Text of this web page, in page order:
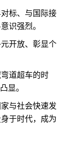
标、与国际接
识强烈。
开放、彰显个
道超车的时
显。
与社会快速发
于时代，成为